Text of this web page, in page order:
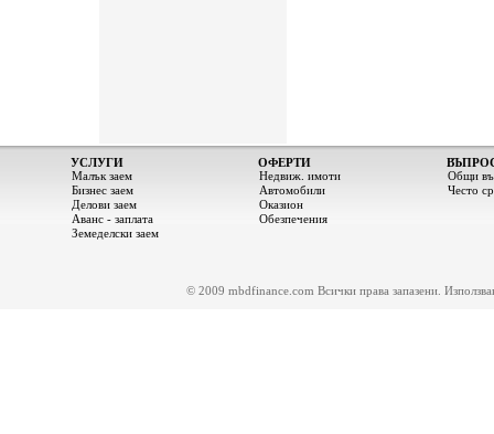
УСЛУГИ
Малък заем
Бизнес заем
Делови заем
Аванс - заплата
Земеделски заем
ОФЕРТИ
Недвиж. имоти
Автомобили
Оказион
Обезпечения
Общи
Често
© 2009 mbdfinance.com Всички права запазени.